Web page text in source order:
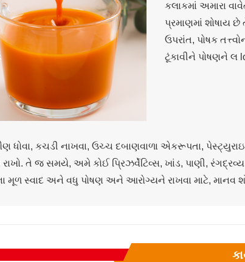
કલાકમાં અમારા
પ્રમાણમાં શોષાય છે
ઉપરાંત, પોષક
ટૂંકાવીને પોષણને લ
ધોવા, કચડી નાખવા, ઉચ્ચ દબાણવાળા એકરૂપતા,
રાખો. તે જ સમયે, અમે કોઈ પ્રિઝર્વેટિવ્સ, ખાંડ, પાણી,
મૂળ સ્વાદ અને વધુ પોષણ અને આરોગ્યને રાખવા માટે, માનવ